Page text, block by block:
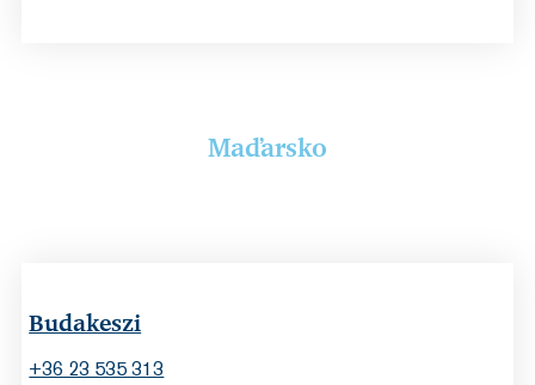
Maďarsko
Budakeszi
+36 23 535 313